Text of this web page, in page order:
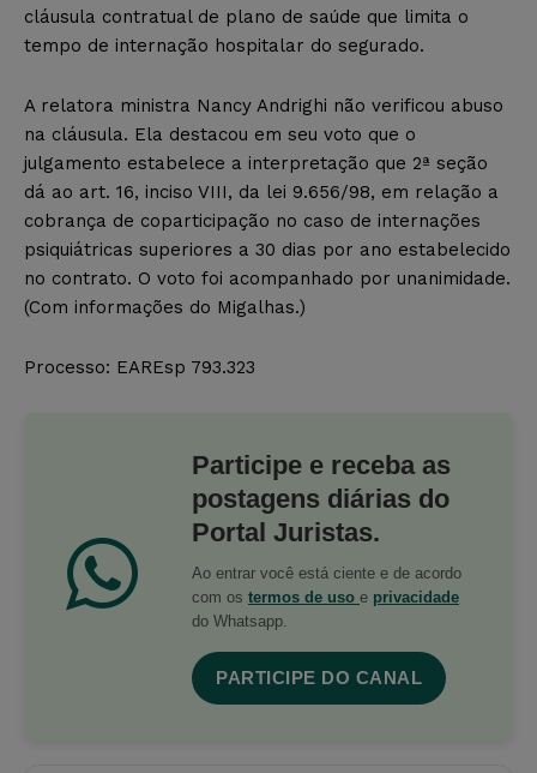
cláusula contratual de plano de saúde que limita o
tempo de internação hospitalar do segurado.
A relatora ministra Nancy Andrighi não verificou abuso
na cláusula. Ela destacou em seu voto que o
julgamento estabelece a interpretação que 2ª seção
dá ao art. 16, inciso VIII, da lei 9.656/98, em relação a
cobrança de coparticipação no caso de internações
psiquiátricas superiores a 30 dias por ano estabelecido
no contrato. O voto foi acompanhado por unanimidade.
(Com informações do Migalhas.)
Processo: EAREsp 793.323
Participe e receba as
postagens diárias do
Portal Juristas.
Ao entrar você está ciente e de acordo
com os termos de uso e privacidade
do Whatsapp.
PARTICIPE DO CANAL